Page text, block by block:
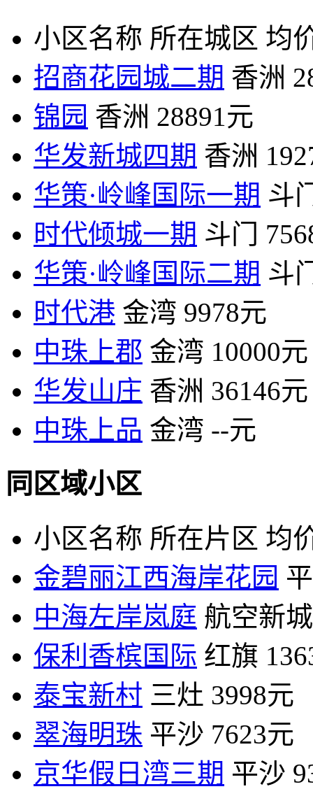
小区名称 所在城区 均
招商花园城二期 香洲
锦园 香洲 28891元
华发新城四期 香洲
华策·岭峰国际一期 斗
时代倾城一期 斗门
华策·岭峰国际二期 斗
时代港 金湾 9978元
中珠上郡 金湾 10000元
华发山庄 香洲 36146元
中珠上品 金湾 --元
同区域小区
小区名称 所在片区 均
金碧丽江西海岸花园
中海左岸岚庭 航空新城
保利香槟国际 红旗
泰宝新村 三灶 3998元
翠海明珠 平沙 7623元
京华假日湾三期 平沙